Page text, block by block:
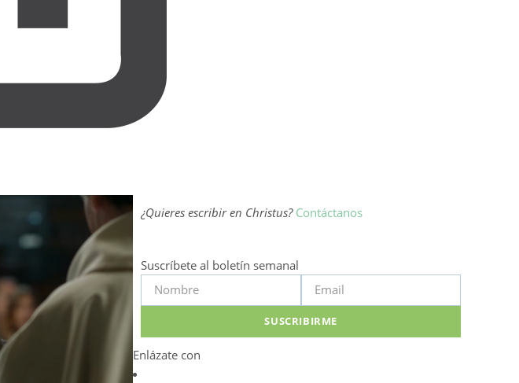
¿Quieres escribir en Christus? Contáctanos
Suscríbete al boletín semanal
SUSCRIBIRME
Enlázate con